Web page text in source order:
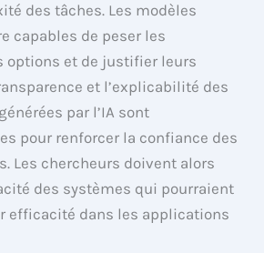
des tâches. Les modèles
capables de peser les
options et de justifier leurs
et l’explicabilité des
par l’IA sont
pour renforcer la confiance des
Les chercheurs doivent alors
des systèmes qui pourraient
efficacité dans les applications